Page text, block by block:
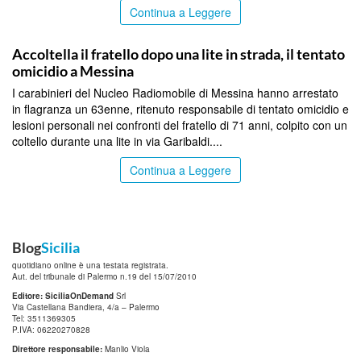
Continua a Leggere
Accoltella il fratello dopo una lite in strada, il tentato
omicidio a Messina
I carabinieri del Nucleo Radiomobile di Messina hanno arrestato
in flagranza un 63enne, ritenuto responsabile di tentato omicidio e
lesioni personali nei confronti del fratello di 71 anni, colpito con un
coltello durante una lite in via Garibaldi....
Continua a Leggere
BlogSicilia
quotidiano online è una testata registrata.
Aut. del tribunale di Palermo n.19 del 15/07/2010
Editore: SiciliaOnDemand Srl
Via Castellana Bandiera, 4/a – Palermo
Tel: 3511369305
P.IVA: 06220270828
Direttore responsabile: Manlio Viola